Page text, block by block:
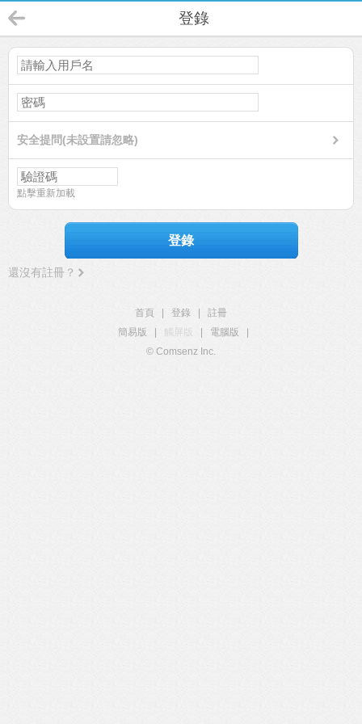
登錄
安全提問(未設置請忽略)
點擊重新加載
登錄
還沒有註冊？
首頁 登錄
註冊
簡易版
觸屏版 電腦版
© Comsenz Inc.